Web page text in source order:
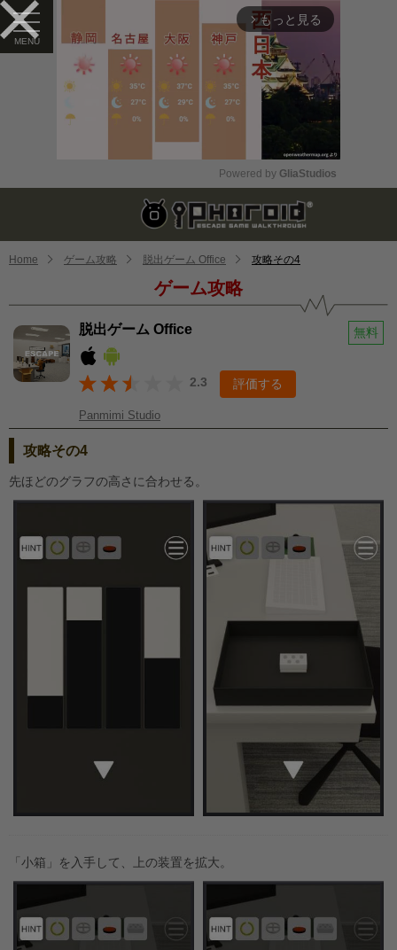
arrow_forward_ios もっと見る
Mute
Powered by GliaStudios
Home ゲーム攻略 脱出ゲーム Office 攻略その4
ゲーム攻略
脱出ゲーム Office 無料
2.3 評価する
Panmimi Studio
攻略その4
先ほどのグラフの高さに合わせる。
「小箱」を入手して、上の装置を拡大。